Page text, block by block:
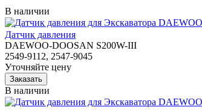
В наличии
Датчик давления
DAEWOO-DOOSAN S200W-III
2549-9112, 2547-9045
Уточняйте цену
В наличии